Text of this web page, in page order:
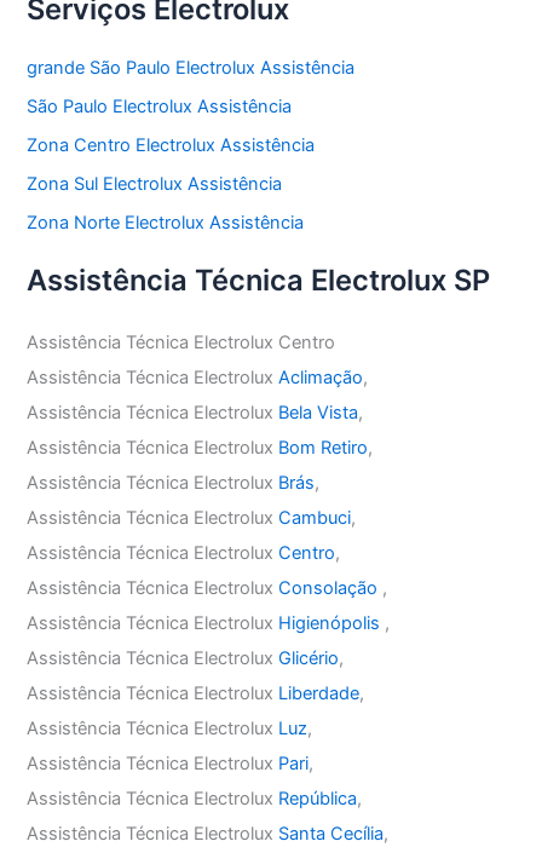
Serviços Electrolux
grande São Paulo Electrolux Assistência
São Paulo Electrolux Assistência
Zona Centro Electrolux Assistência
Zona Sul Electrolux Assistência
Zona Norte Electrolux Assistência
Assistência Técnica Electrolux SP
Assistência Técnica Electrolux Centro
Assistência Técnica ElectroluxAclimação,
Assistência Técnica Electrolux Bela Vista,
Assistência Técnica Electrolux Bom Retiro,
Assistência Técnica Electrolux Brás,
Assistência Técnica ElectroluxCambuci,
Assistência Técnica ElectroluxCentro,
Assistência Técnica ElectroluxConsolação ,
Assistência Técnica Electrolux Higienópolis ,
Assistência Técnica ElectroluxGlicério,
Assistência Técnica Electrolux Liberdade,
Assistência Técnica Electrolux Luz,
Assistência Técnica Electrolux Pari,
Assistência Técnica Electrolux República,
Assistência Técnica Electrolux Santa Cecília,